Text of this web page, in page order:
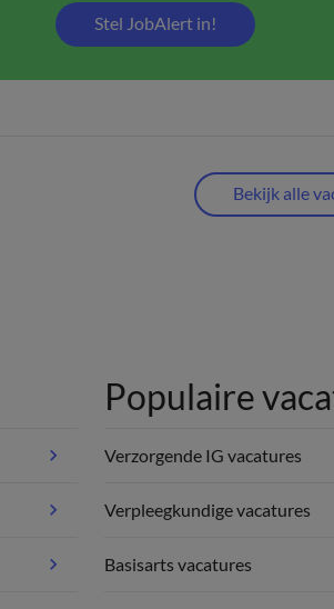
Stel JobAlert in!
Bekijk alle
Populaire
Verzorgende IG vacatures
Verpleegkundige vacatures
Basisarts vacatures